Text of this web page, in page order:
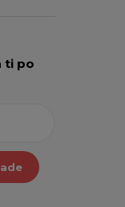
ti po